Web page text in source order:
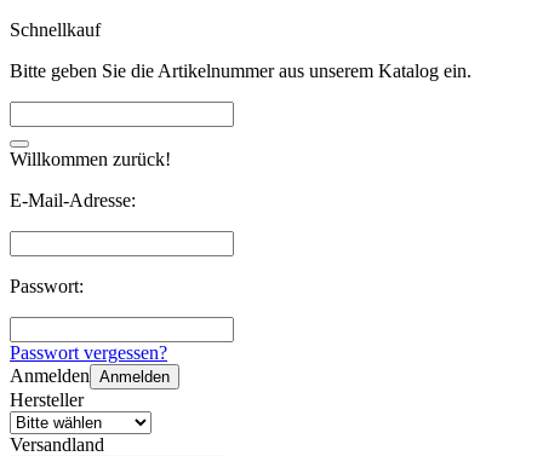
Schnellkauf
Bitte geben Sie die Artikelnummer aus unserem Katalog ein.
Willkommen zurück!
E-Mail-Adresse:
Passwort:
Passwort vergessen?
Anmelden Anmelden
Hersteller
Versandland